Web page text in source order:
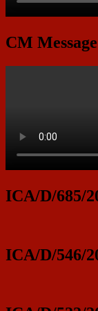
CM
ICA/D/685/
ICA/D/546/